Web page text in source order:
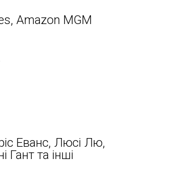
Amazon MGM
Еванс, Люсі Лю,
Гант та інші